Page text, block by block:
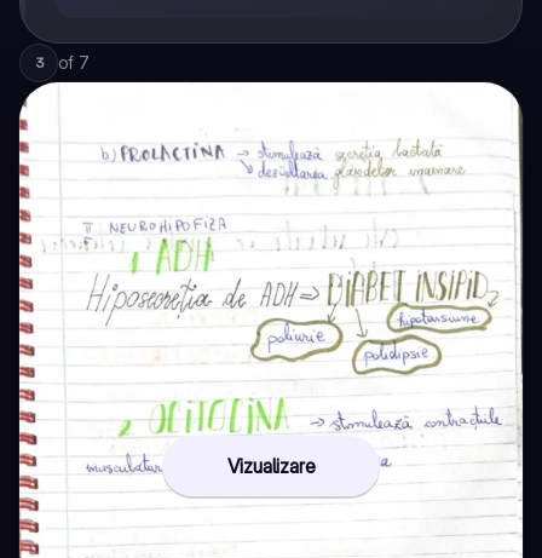
3 of 7
Vizualizare